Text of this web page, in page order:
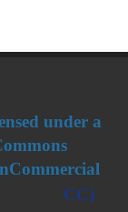
under a
(
CC